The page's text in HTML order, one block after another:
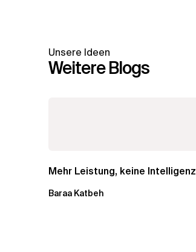
Unsere Ideen
Weitere Blogs
Mehr Leistung, keine Intelligenz
Baraa Katbeh